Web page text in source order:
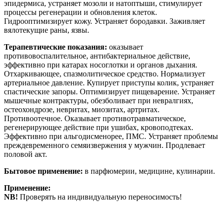
эпидермиса, устраняет мозоли и натоптыши, стимулирует
процессы регенерации и обновления клеток.
Гидрооптимизирует кожу. Устраняет бородавки. Заживляет
вялотекущие раны, язвы.
Терапевтические показания: оказывает
противовоспалительное, антибактериальное действие,
эффективно при катарах носоглотки и органов дыхания.
Отхаркивающее, спазмолитическое средство. Нормализует
артериальное давление. Купирует приступы колик, устраняет
спастические запоры. Оптимизирует пищеварение. Устраняет
мышечные контрактуры, обезболивает при невралгиях,
остеохондрозе, невритах, миозитах, артритах.
Противоотечное. Оказывает противотравматическое,
регенерирующее действие при ушибах, кровоподтеках.
Эффективно при альгодисменорее, ПМС. Устраняет проблемы
преждевременного семяизвержения у мужчин. Продлевает
половой акт.
Бытовое применение: в парфюмерии, медицине, кулинарии.
Применение:
NB! Проверять на индивидуальную переносимость!